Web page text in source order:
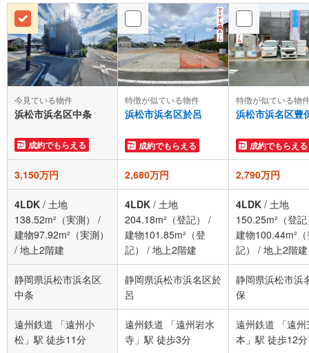
今見ている物件
浜松市浜名区中条
成約でもらえる
特徴が似ている物件
浜松市浜名区於呂
成約でもらえる
特徴が似ている物
浜松市浜名区豊
成約でもらえる
3,150万円 2,680万円 2,790万円
4LDK / 土地
138.52m²（実測）
/
建物97.92m²（実測）
/ 地上2階建
4LDK / 土地
204.18m²（登記）
/
建物101.85m²（登
記）
/ 地上2階建
4LDK / 土地
150.25m²（登
建物100.44m²
記）
/ 地上2階建
静岡県浜松市浜名区
中条
静岡県浜松市浜名区於
呂
静岡県浜松市浜
保
遠州鉄道 「遠州小
松」駅 徒歩11分
遠州鉄道 「遠州岩水
寺」駅 徒歩3分
遠州鉄道 「遠州
本」駅 徒歩12分